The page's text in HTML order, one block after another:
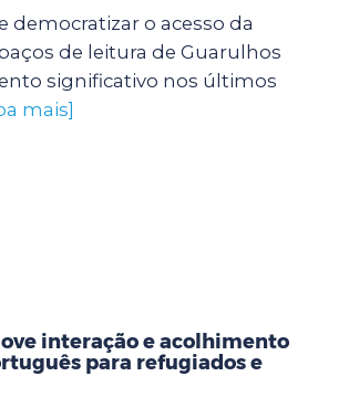
democratizar o acesso da
de leitura de Guarulhos
significativo nos últimos
mais]
interação e acolhimento
para refugiados e